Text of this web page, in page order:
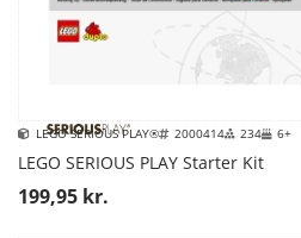
LEGO SERIOUS PLAY® 2000414 234 6+
LEGO SERIOUS PLAY Starter Kit
199,95 kr.